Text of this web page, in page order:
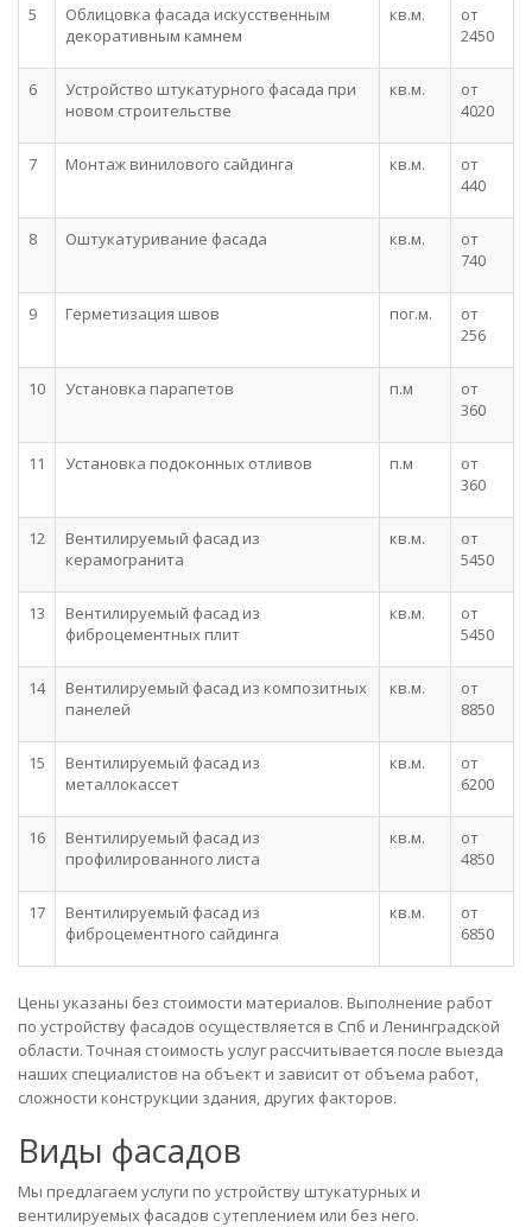
5
Облицовка фасада искусственным
декоративным камнем
кв.м.
от
2450
6
Устройство штукатурного фасада при
новом строительстве
кв.м.
от
4020
7 Монтаж винилового сайдинга кв.м.
от
440
8 Оштукатуривание фасада кв.м.
от
740
9 Герметизация швов пог.м.
от
256
10 Установка парапетов п.м
от
360
11 Установка подоконных отливов п.м
от
360
12
Вентилируемый фасад из
керамогранита
кв.м.
от
5450
13
Вентилируемый фасад из
фиброцементных плит
кв.м.
от
5450
14
Вентилируемый фасад из композитных
панелей
кв.м.
от
8850
15
Вентилируемый фасад из
металлокассет
кв.м.
от
6200
16
Вентилируемый фасад из
профилированного листа
кв.м.
от
4850
17
Вентилируемый фасад из
фиброцементного сайдинга
кв.м.
от
6850
Цены указаны без стоимости материалов. Выполнение работ
по устройству фасадов осуществляется в Спб и Ленинградской
области. Точная стоимость услуг рассчитывается после выезда
наших специалистов на объект и зависит от объема работ,
сложности конструкции здания, других факторов.
Виды фасадов
Мы предлагаем услуги по устройству штукатурных и
вентилируемых фасадов с утеплением или без него.